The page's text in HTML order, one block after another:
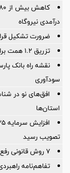
درآمدی نیروگاه
ضرورت تشكیل
تزریق ۱.۲ همت برای تسریع در پرداخت مطالبات
سودآوری
افق‌های نو در
استان‌ها
تصویب رسید
۷ روش قانونی رفع سوء‌اثر از چک برگشتی
تفاهم‌نامه